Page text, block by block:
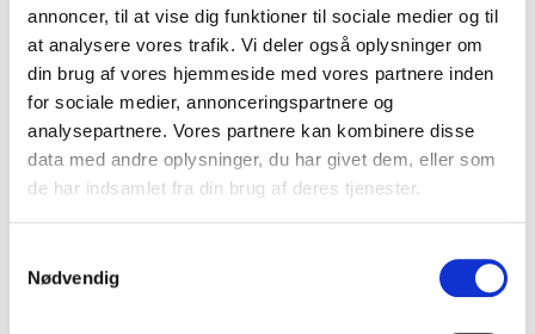
annoncer, til at vise dig funktioner til sociale medier og til
at analysere vores trafik. Vi deler også oplysninger om
din brug af vores hjemmeside med vores partnere inden
for sociale medier, annonceringspartnere og
analysepartnere. Vores partnere kan kombinere disse
data med andre oplysninger, du har givet dem, eller som
de har indsamlet fra din brug af deres tjenester.
Nødvendig
Ny Go’on station åbnet i Taulov,